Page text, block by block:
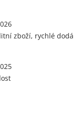
zboží, rychlé